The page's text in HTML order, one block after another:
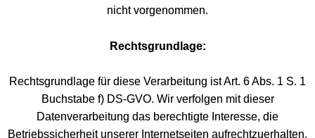
nicht vorgenommen.
Rechtsgrundlage:
Rechtsgrundlage für diese Verarbeitung ist Art. 6 Abs. 1 S. 1
Buchstabe f) DS-GVO. Wir verfolgen mit dieser
Datenverarbeitung das berechtigte Interesse, die
Betriebssicherheit unserer Internetseiten aufrechtzuerhalten,